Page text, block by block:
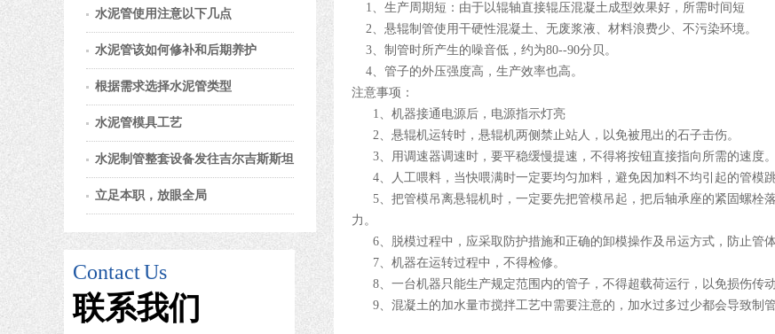
水泥管使用注意以下几点
水泥管该如何修补和后期养护
根据需求选择水泥管类型
水泥管模具工艺
水泥制管整套设备发往吉尔吉斯斯坦
立足本职，放眼全局
ContactUs
联系我们
1、生产周期短：由于以辊轴直接辊压混凝土成型效果好，所需时间短
2、悬辊制管使用干硬性混凝土、无废浆液、材料浪费少、不污染环境。
3、制管时所产生的噪音低，约为80--90分贝。
4、管子的外压强度高，生产效率也高。
注意事项：
1、 机器接通电源后，电源指示灯亮
2、 悬辊机运转时，悬辊机两侧禁止站人，以免被甩出的石子击伤。
3、 用调速器调速时，要平稳缓慢提速，不得将按钮直接指向所需的速度。
4、
人工喂料，当快喂满时一定要均匀加料，避免因加料不均引起的管模跳
5、 把管模吊离悬辊机时，一定要先把管模吊起，把后轴承座的紧固螺栓
力。
6、 脱模过程中，应采取防护措施和正确的卸模操作及吊运方式，防止管
7、 机器在运转过程中，不得检修。
8、 一台机器只能生产规定范围内的管子，不得超载荷运行，以免损伤传动
9、 混凝土的加水量市搅拌工艺中需要注意的，加水过多过少都会导致制管